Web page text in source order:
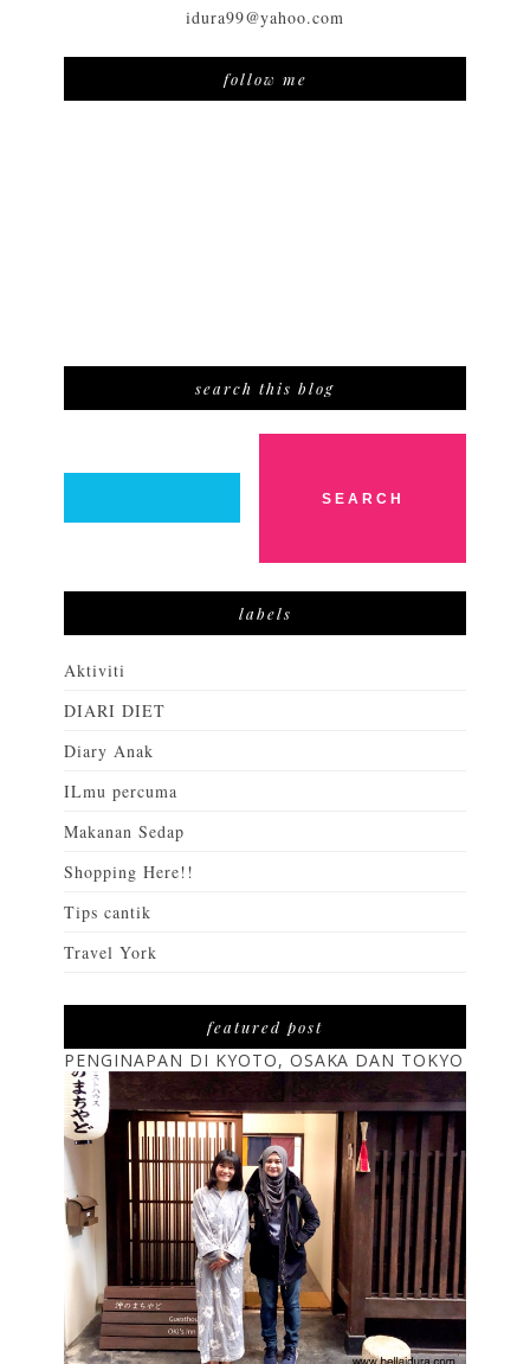
idura99@yahoo.com
follow me
search this blog
labels
Aktiviti
DIARI DIET
Diary Anak
ILmu percuma
Makanan Sedap
Shopping Here!!
Tips cantik
Travel York
featured post
PENGINAPAN DI KYOTO, OSAKA DAN TOKYO